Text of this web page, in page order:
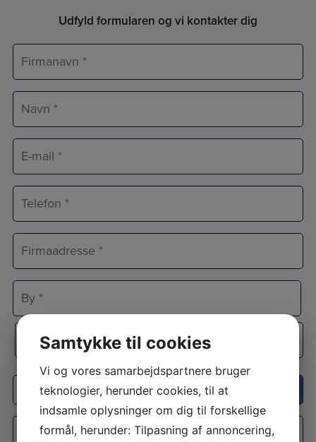
Udfyld formularen og vi kontakter dig
Firmanavn
Navn
E-
mail
Telefon
Adresse
Adresselinje
By
Postnr.
Interesse
Besked
Samtykke til cookies
Vi og vores samarbejdspartnere bruger
teknologier, herunder cookies, til at
indsamle oplysninger om dig til forskellige
formål, herunder: Tilpasning af annoncering,